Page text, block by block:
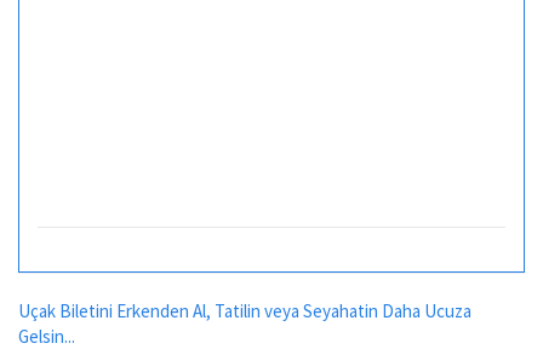
Uçak Biletini Erkenden Al, Tatilin veya Seyahatin Daha Ucuza
Gelsin...